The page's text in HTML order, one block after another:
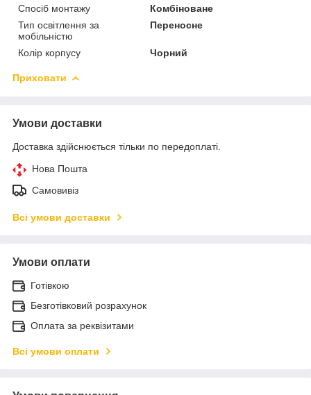
Спосіб монтажу
Комбіноване
Тип освітлення за
мобільністю
Переносне
Колір корпусу Чорний
Приховати
Умови доставки
Доставка здійснюється тільки по передоплаті.
Нова Пошта
Самовивіз
Всі умови доставки
Умови оплати
Готівкою
Безготівковий розрахунок
Оплата за реквізитами
Всі умови оплати